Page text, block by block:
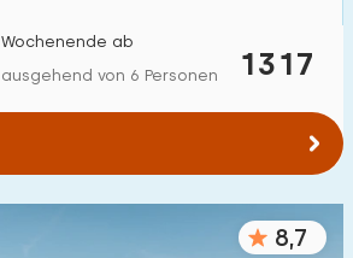
1317
Wochenende ab
ausgehend von 6 Personen
8,7